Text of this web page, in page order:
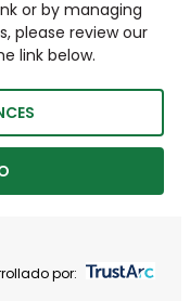
or by managing
please review our
link below.
por: